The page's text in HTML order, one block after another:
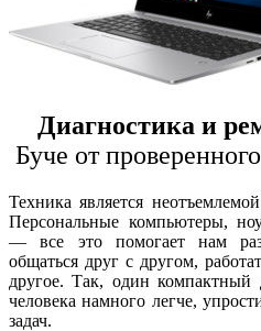
Диагностика и
Буче от
Техника является
Персональные компьютеры,
— все это помогает нам
общаться друг с другом,
другое. Так, один компактный
человека намного легче,
задач.